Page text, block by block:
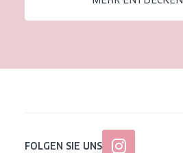
FOLGEN SIE UNS